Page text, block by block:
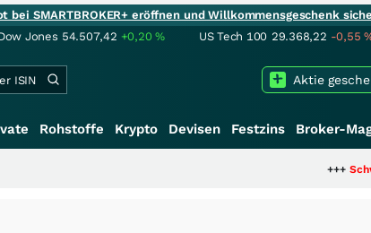
bei SMARTBROKER+ eröffnen und Willkommensgeschenk
Jones 54.507,42 +0,20% US Tech 100 29.368,22 -0,55
Aktie
Rohstoffe Krypto Devisen Festzins Broker-
Schwere